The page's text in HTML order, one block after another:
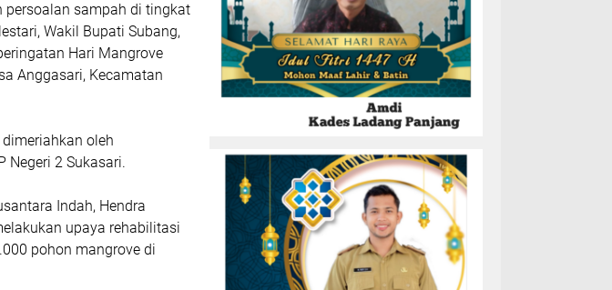
persoalan sampah di tingkat
Wakil Bupati Subang,
Hari Mangrove
Anggasari, Kecamatan
oleh
Negeri 2 Sukasari.
Indah, Hendra
upaya rehabilitasi
pohon mangrove di